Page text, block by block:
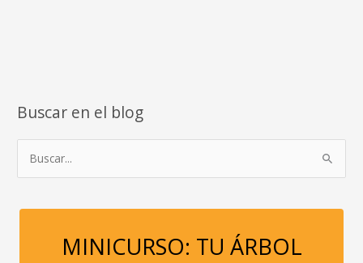
ASTROLOGÍA
Buscar en el blog
c
MINICURSO: TU ÁRBOL